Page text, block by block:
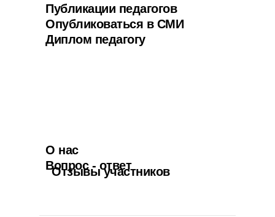
Публикации педагогов
Опубликоваться в СМИ
Диплом педагогу
О нас
Вопрос - ответ
Отзывы участников